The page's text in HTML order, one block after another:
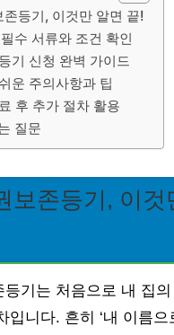
존등기, 이것만 알면 끝!
수 서류와 조건 확인
기 신청 완벽 가이드
운 주의사항과 팁
후 추가 절차 활용
질문
보존등기, 이것
등기는 처음으로 내 집
입니다. 흔히 ‘내 이름